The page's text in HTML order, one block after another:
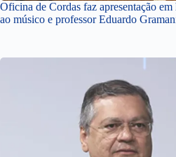
Oficina de Cordas faz apresentação em
ao músico e professor Eduardo